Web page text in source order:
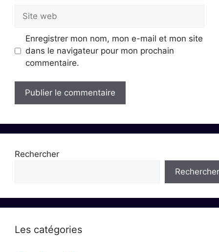
web
Enregistrer mon nom, mon e-mail et mon site
dans le navigateur pour mon prochain
commentaire.
Rechercher
Rechercher
Les catégories